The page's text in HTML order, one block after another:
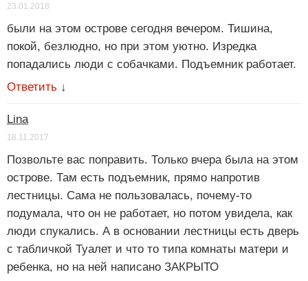
23.01.2018
были на этом острове сегодня вечером. Тишина,
покой, безлюдно, но при этом уютно. Изредка
попадались люди с собачками. Подъемник работает.
Ответить ↓
Lina
18.11.2017
Позвольте вас поправить. Только вчера была на этом
острове. Там есть подъемник, прямо напротив
лестницы. Сама не пользовалась, почему-то
подумала, что он не работает, но потом увидела, как
люди спукались. А в основании лестницы есть дверь
с табличкой Туалет и что то типа комнаты матери и
ребенка, но на ней написано ЗАКРЫТО